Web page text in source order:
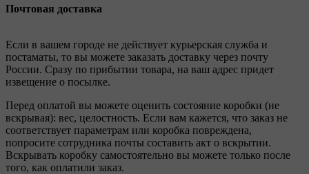
Почтовая доставка
Если в вашем городе не действует курьерская служба и
постаматы, то вы можете заказать доставку через почту
России. Сразу по прибытии товара, на ваш адрес придет
извещение о посылке.
Перед оплатой вы можете оценить состояние коробки (не
вскрывая): вес, целостность. Если вам кажется, что заказ не
соответствует параметрам или коробка повреждена,
попросите сотрудника почты составить акт о вскрытии.
Вскрывать коробку самостоятельно вы можете только после
того, как оплатили заказ.